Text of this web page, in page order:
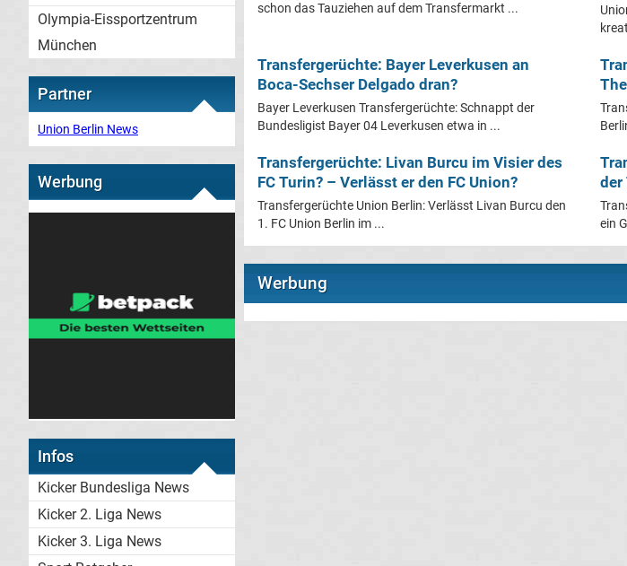
Olympia-Eissportzentrum
München
Partner
Union Berlin News
Werbung
Infos
Kicker Bundesliga News
Kicker 2. Liga News
Kicker 3. Liga News
schon das Tauziehen auf dem Transfermarkt ...
Transfergerüchte: Bayer Leverkusen an
Boca-Sechser Delgado dran?
Bayer Leverkusen Transfergerüchte: Schnappt der
Bundesligist Bayer 04 Leverkusen etwa in ...
Transfergerüchte: Livan Burcu im Visier des
FC Turin? – Verlässt er den FC Union?
Transfergerüchte Union Berlin: Verlässt Livan Burcu den
1. FC Union Berlin im ...
der
ein
Werbung